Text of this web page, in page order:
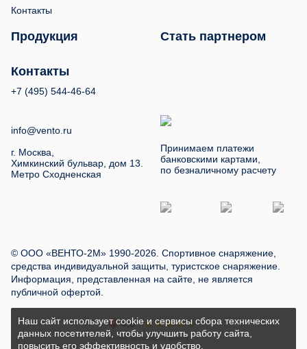
Контакты
Продукция Стать партнером
Контакты
+7 (495) 544-46-64
info@vento.ru
г. Москва,
Химкинский бульвар, дом 13.
Метро Сходненская
Принимаем платежи
банковскими картами,
по безналичному расчету
© ООО «ВЕНТО-2М» 1990-2026. Спортивное снаряжение,
средства индивидуальной защиты, туристское снаряжение.
Информация, представленная на сайте, не является
публичной офертой.
Наш сайт использует cookie и сервисы сбора технических
данных посетителей, чтобы улучшить работу сайта,
повысить его эффективность и удобство.